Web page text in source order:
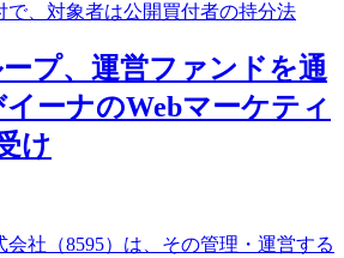
で、対象者は公開買付者の持分法
プ、運営ファンドを通
イーナのWebマーケティ
け
社（8595）は、その管理・運営する